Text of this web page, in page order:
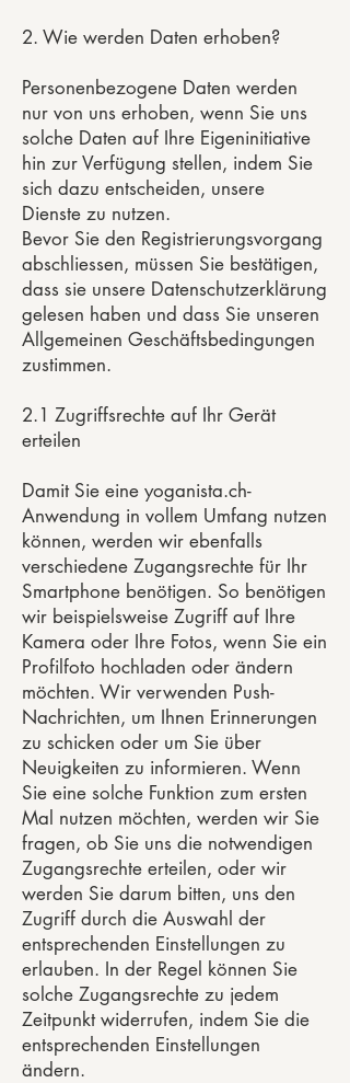
2. Wie werden Daten erhoben?
Personenbezogene Daten werden
nur von uns erhoben, wenn Sie uns
solche Daten auf Ihre Eigeninitiative
hin zur Verfügung stellen, indem Sie
sich dazu entscheiden, unsere
Dienste zu nutzen.
Bevor Sie den Registrierungsvorgang
abschliessen, müssen Sie bestätigen,
dass sie unsere Datenschutzerklärung
gelesen haben und dass Sie unseren
Allgemeinen Geschäftsbedingungen
zustimmen.
2.1 Zugriffsrechte auf Ihr Gerät
erteilen
Damit Sie eine yoganista.ch-
Anwendung in vollem Umfang nutzen
können, werden wir ebenfalls
verschiedene Zugangsrechte für Ihr
Smartphone benötigen. So benötigen
wir beispielsweise Zugriff auf Ihre
Kamera oder Ihre Fotos, wenn Sie ein
Profilfoto hochladen oder ändern
möchten. Wir verwenden Push-
Nachrichten, um Ihnen Erinnerungen
zu schicken oder um Sie über
Neuigkeiten zu informieren. Wenn
Sie eine solche Funktion zum ersten
Mal nutzen möchten, werden wir Sie
fragen, ob Sie uns die notwendigen
Zugangsrechte erteilen, oder wir
werden Sie darum bitten, uns den
Zugriff durch die Auswahl der
entsprechenden Einstellungen zu
erlauben. In der Regel können Sie
solche Zugangsrechte zu jedem
Zeitpunkt widerrufen, indem Sie die
entsprechenden Einstellungen
ändern.